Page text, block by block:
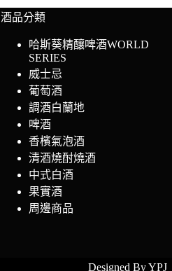
酒品分類
哈斯葵精釀啤酒WORLD
SERIES
威士忌
葡萄酒
調酒白蘭地
啤酒
香檳氣泡酒
清酒燒酎燒酒
中式白酒
果實酒
周邊商品
Designed ByYPJ